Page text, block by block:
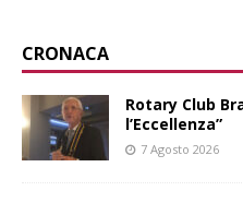
CRONACA
Rotary Club
l’Eccellenza”
7 Agosto 2026